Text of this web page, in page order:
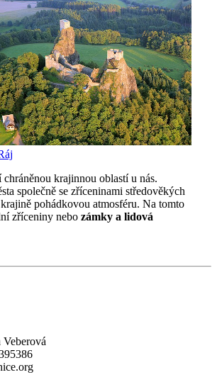
chráněnou krajinnou oblastí u nás.
společně se zříceninami středověkých
pohádkovou atmosféru. Na tomto
zříceniny nebo zámky a lidová